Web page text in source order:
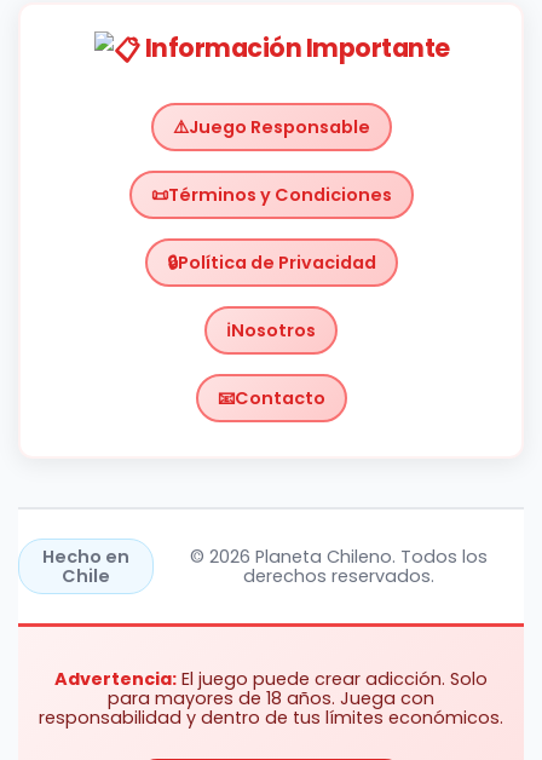
Información Importante
Juego Responsable
Términos y Condiciones
Política de Privacidad
Nosotros
Contacto
Hecho en
Chile
© 2026 Planeta Chileno. Todos los
derechos reservados.
Advertencia: El juego puede crear adicción. Solo
para mayores de 18 años. Juega con
responsabilidad y dentro de tus límites económicos.